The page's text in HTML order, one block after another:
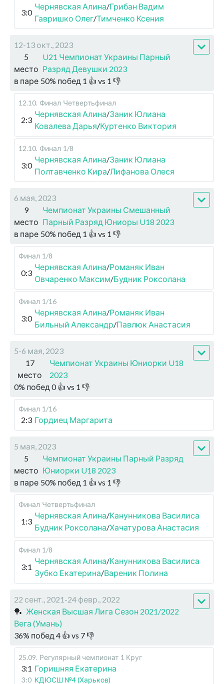
3:0
Чернявская Алина/Грибан Вадим
Гавришко Олег/Тимченко Ксения
12-13 окт., 2023
5
место
U21 Чемпионат Украины Парный
Разряд Девушки 2023
в паре 50% побед 1 👍 vs 1 👎
12.10. Финал Четвертьфинал
2:3
Чернявская Алина/Заник Юлиана
Ковалева Дарья/Куртенко Виктория
12.10. Финал 1/8
3:0
Чернявская Алина/Заник Юлиана
Полтавченко Кира/Лифанова Олеся
6 мая, 2023
9
место
Чемпионат Украины Смешанный
Парный Разряд Юниоры U18 2023
в паре 50% побед 1 👍 vs 1 👎
Финал 1/8
0:3
Чернявская Алина/Романяк Иван
Овчаренко Максим/Будник Роксолана
Финал 1/16
3:0
Чернявская Алина/Романяк Иван
Бильный Александр/Павлюк Анастасия
5-6 мая, 2023
17
место
Чемпионат Украины Юниорки U18
2023
0% побед 0👍 vs 1 👎
Финал 1/16
2:3 Гордиец Маргарита
5 мая, 2023
5
место
Чемпионат Украины Парный Разряд
Юниорки U18 2023
в паре 50% побед 1 👍 vs 1 👎
Финал Четвертьфинал
1:3
Чернявская Алина/Канунникова Василиса
Будник Роксолана/Хачатурова Анастасия
Финал 1/8
3:1
Чернявская Алина/Канунникова Василиса
Зубко Екатерина/Вареник Полина
22 сент., 2021-24 февр., 2022
🏓 Женская Высшая Лига Сезон 2021/2022
Вега (Умань)
36% побед 4 👍 vs 7👎
25.09. Регулярный чемпионат 1 Круг
3:1 Горишняя Екатерина
3:0 КДЮСШ №4 (Харьков)